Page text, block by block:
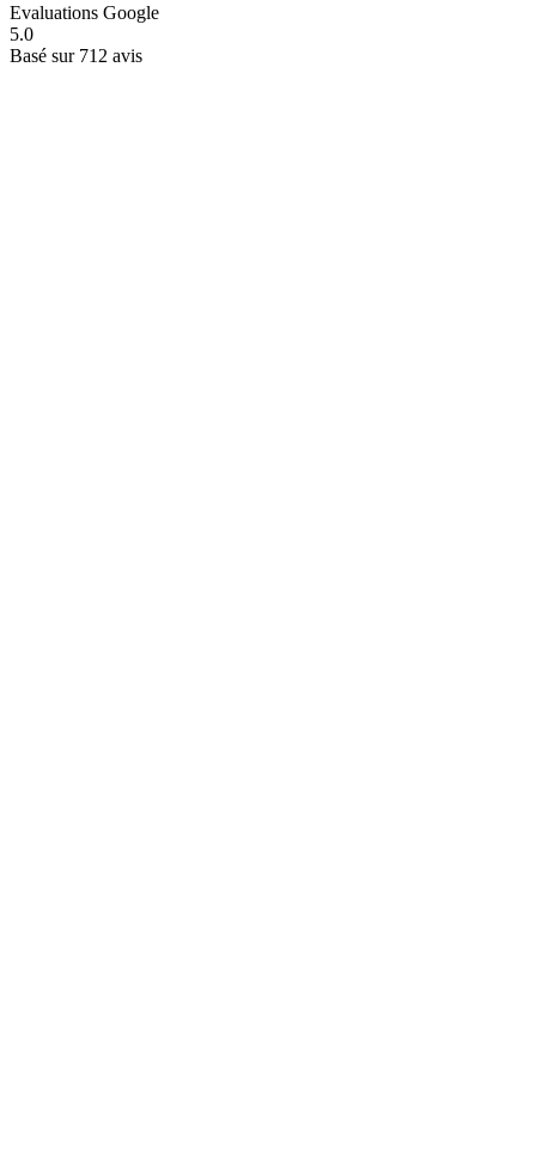
Evaluations Google
5.0
Basé sur 712 avis